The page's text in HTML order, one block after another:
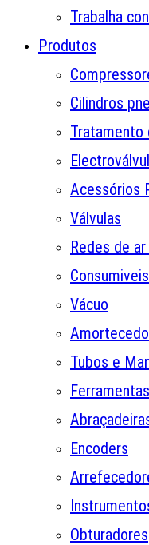
Trabalha
Produtos
Cilindros
Tratamento
Acessórios
Válvulas
Redes de
Vácuo
Tubos e
Encoders
Obturadores